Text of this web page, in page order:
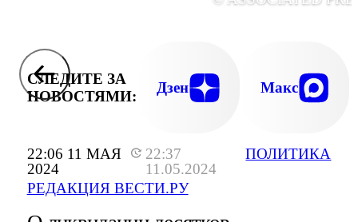
22:06 11 МАЯ
2024
22:37
11.05.2024
РЕДАКЦИЯ ВЕСТИ.РУ
ПОЛИТИКА
СЛЕДИТЕ ЗА
НОВОСТЯМИ:
Дзен Макс